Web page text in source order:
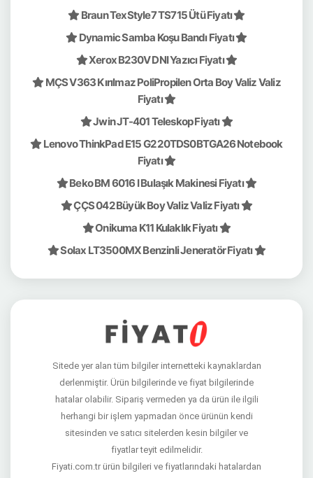
Braun TexStyle7 TS715 Ütü Fiyatı
Dynamic Samba Koşu Bandı Fiyatı
Xerox B230V DNI Yazıcı Fiyatı
MÇS V363 Kırılmaz PoliPropilen Orta Boy Valiz Valiz
Fiyatı
Jwin JT-401 Teleskop Fiyatı
Lenovo ThinkPad E15 G2 20TDS0BTGA26 Notebook
Fiyatı
Beko BM 6016 I Bulaşık Makinesi Fiyatı
ÇÇS 042 Büyük Boy Valiz Valiz Fiyatı
Onikuma K11 Kulaklık Fiyatı
Solax LT3500MX Benzinli Jeneratör Fiyatı
Sitede yer alan tüm bilgiler internetteki kaynaklardan
derlenmiştir. Ürün bilgilerinde ve fiyat bilgilerinde
hatalar olabilir. Sipariş vermeden ya da ürün ile ilgili
herhangi bir işlem yapmadan önce ürünün kendi
sitesinden ve satıcı sitelerden kesin bilgiler ve
fiyatlar teyit edilmelidir.
Fiyati.com.tr ürün bilgileri ve fiyatlarındaki hatalardan